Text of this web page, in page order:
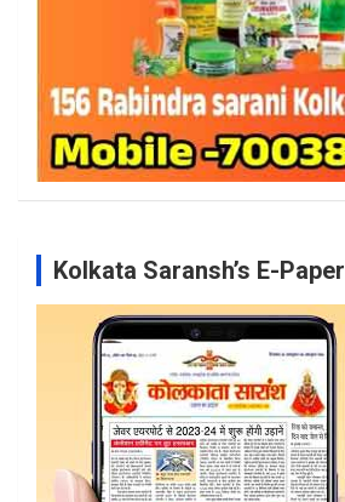
Kolkata Saransh’s E-Paper